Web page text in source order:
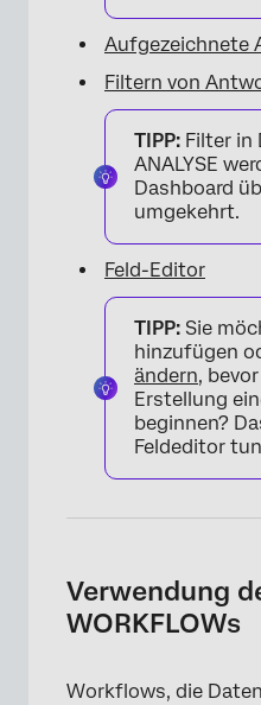
Aufgezeichnete
Filtern von
TIPP: Filter in
ANALYSE
Dashboard
umgekehrt.
Feld-Editor
TIPP: Sie
hinzufügen
ändern,
Erstellung
beginnen?
Feldeditor
Verwendung
WORKFLOWs
Workflows, die